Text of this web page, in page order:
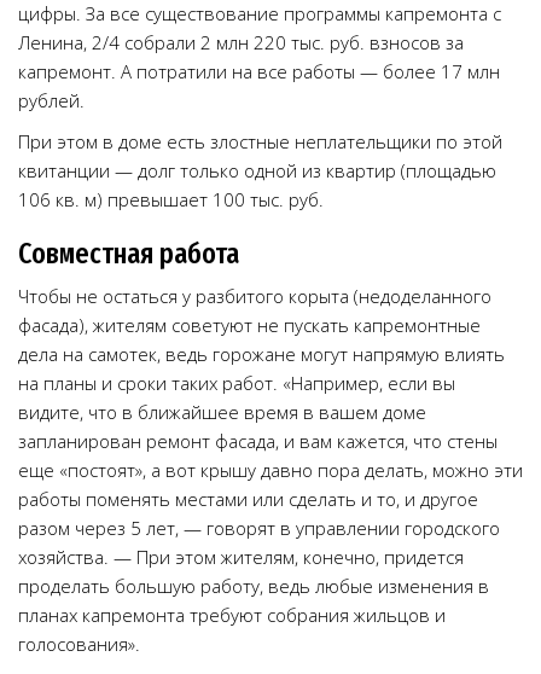
цифры. За все существование программы капремонта с
Ленина, 2/4 собрали 2 млн 220 тыс. руб. взносов за
капремонт. А потратили на все работы — более 17 млн
рублей.
При этом в доме есть злостные неплательщики по этой
квитанции — долг только одной из квартир (площадью
106 кв. м) превышает 100 тыс. руб.
Совместная работа
Чтобы не остаться у разбитого корыта (недоделанного
фасада), жителям советуют не пускать капремонтные
дела на самотек, ведь горожане могут напрямую влиять
на планы и сроки таких работ. «Например, если вы
видите, что в ближайшее время в вашем доме
запланирован ремонт фасада, и вам кажется, что стены
еще «постоят», а вот крышу давно пора делать, можно эти
работы поменять местами или сделать и то, и другое
разом через 5 лет, — говорят в управлении городского
хозяйства. — При этом жителям, конечно, придется
проделать большую работу, ведь любые изменения в
планах капремонта требуют собрания жильцов и
голосования».